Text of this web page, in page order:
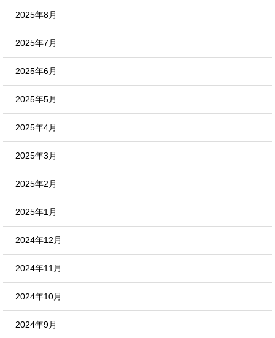
2025年8月
2025年7月
2025年6月
2025年5月
2025年4月
2025年3月
2025年2月
2025年1月
2024年12月
2024年11月
2024年10月
2024年9月